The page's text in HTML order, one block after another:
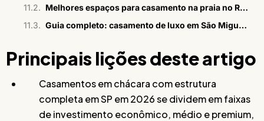
Melhores espaços para casamento na praia no Rio em 2026
Guia completo: casamento de luxo em São Miguel dos Milagres
Principais lições deste artigo
Casamentos em chácara com estrutura
completa em SP em 2026 se dividem em faixas
de investimento econômico, médio e premium,